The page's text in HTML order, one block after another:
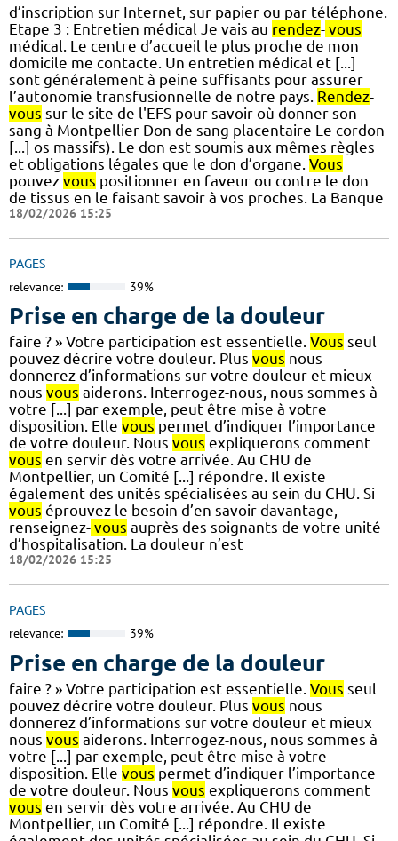
d’inscription sur Internet, sur papier ou par téléphone.
Etape 3 : Entretien médical Je vais au rendez- vous
médical. Le centre d’accueil le plus proche de mon
domicile me contacte. Un entretien médical et [...]
sont généralement à peine suffisants pour assurer
l’autonomie transfusionnelle de notre pays. Rendez-
vous sur le site de l'EFS pour savoir où donner son
sang à Montpellier Don de sang placentaire Le cordon
[...] os massifs). Le don est soumis aux mêmes règles
et obligations légales que le don d’organe. Vous
pouvez vous positionner en faveur ou contre le don
de tissus en le faisant savoir à vos proches. La Banque
18/02/2026 15:25
PAGES
relevance: 39%
Prise en charge de la douleur
faire ? » Votre participation est essentielle. Vous seul
pouvez décrire votre douleur. Plus vous nous
donnerez d’informations sur votre douleur et mieux
nous vous aiderons. Interrogez-nous, nous sommes à
votre [...] par exemple, peut être mise à votre
disposition. Elle vous permet d’indiquer l’importance
de votre douleur. Nous vous expliquerons comment
vous en servir dès votre arrivée. Au CHU de
Montpellier, un Comité [...] répondre. Il existe
également des unités spécialisées au sein du CHU. Si
vous éprouvez le besoin d’en savoir davantage,
renseignez- vous auprès des soignants de votre unité
d’hospitalisation. La douleur n’est
18/02/2026 15:25
PAGES
relevance: 39%
Prise en charge de la douleur
faire ? » Votre participation est essentielle. Vous seul
pouvez décrire votre douleur. Plus vous nous
donnerez d’informations sur votre douleur et mieux
nous vous aiderons. Interrogez-nous, nous sommes à
votre [...] par exemple, peut être mise à votre
disposition. Elle vous permet d’indiquer l’importance
de votre douleur. Nous vous expliquerons comment
vous en servir dès votre arrivée. Au CHU de
Montpellier, un Comité [...] répondre. Il existe